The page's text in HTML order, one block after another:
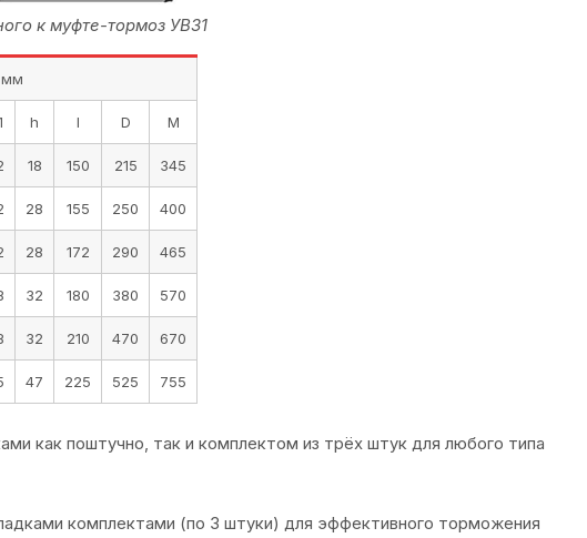
к муфте-тормоз УВ31
мм
h l D М
18 150 215 345
28 155 250 400
28 172 290 465
32 180 380 570
32 210 470 670
47 225 525 755
как поштучно, так и комплектом из трёх штук для любого типа
комплектами (по 3 штуки) для эффективного торможения